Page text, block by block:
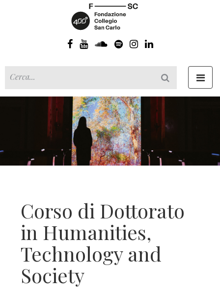
Corso di Dottorato
in Humanities,
Technology and
Society